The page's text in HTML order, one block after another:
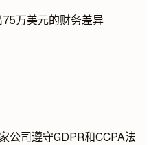
万美元的财务差异
公司遵守GDPR和CCPA法